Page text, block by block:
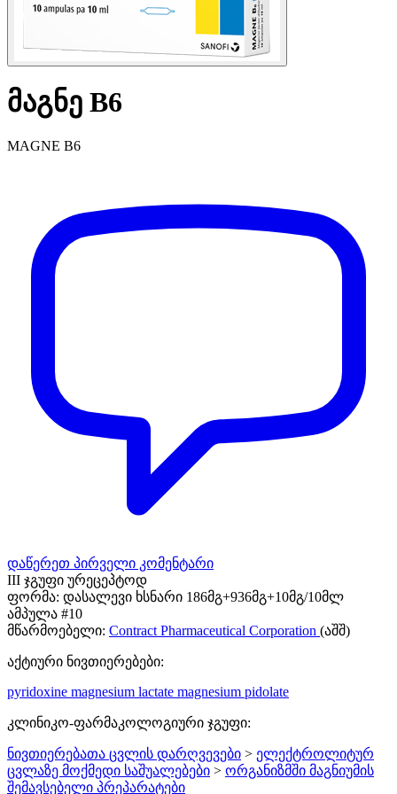
მაგნე B6
MAGNE B6
დაწერეთ პირველი კომენტარი
III ჯგუფი ურეცეპტოდ
ფორმა: დასალევი ხსნარი 186მგ+936მგ+10მგ/10მლ
ამპულა #10
მწარმოებელი: Contract Pharmaceutical Corporation (აშშ)
აქტიური ნივთიერებები:
pyridoxine magnesium lactate magnesium pidolate
კლინიკო-ფარმაკოლოგიური ჯგუფი:
ნივთიერებათა ცვლის დარღვევები > ელექტროლიტურ
ცვლაზე მოქმედი საშუალებები > ორგანიზმში მაგნიუმის
შემავსებელი პრეპარატები